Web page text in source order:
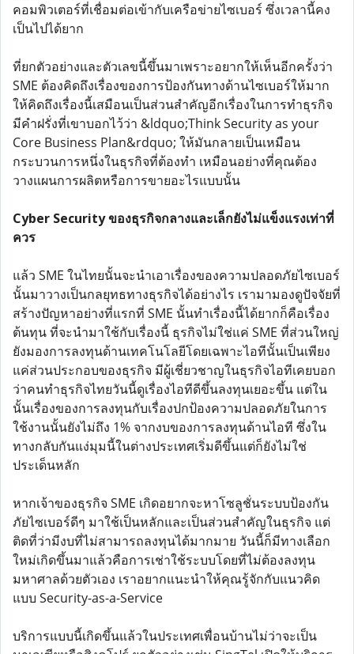
คอมพิวเตอร์ที่เชื่อมต่อเข้ากับเครือข่ายไซเบอร์ ซึ่งเวลานี้คง
เป็นไปได้ยาก
ที่ยกตัวอย่างและตัวเลขนี้ขึ้นมาเพราะอยากให้เห็นอีกครั้งว่า
SME ต้องคิดถึงเรื่องของการป้องกันทางด้านไซเบอร์ให้มาก
ให้คิดถึงเรื่องนี้เสมือนเป็นส่วนสำคัญอีกเรื่องในการทำธุรกิจ
มีคำฝรั่งที่เขาบอกไว้ว่า &ldquo;Think Security as your
Core Business Plan&rdquo; ให้มันกลายเป็นเหมือน
กระบวนการหนึ่งในธุรกิจที่ต้องทำ เหมือนอย่างที่คุณต้อง
วางแผนการผลิตหรือการขายอะไรแบบนั้น
Cyber Security ของธุรกิจกลางและเล็กยังไม่แข็งแรงเท่าที่
ควร
แล้ว SME ในไทยนั้นจะนำเอาเรื่องของความปลอดภัยไซเบอร์
นั้นมาวางเป็นกลยุทธทางธุรกิจได้อย่างไร เรามามองดูปัจจัยที่
สร้างปัญหาอย่างที่แรกที่ SME นั้นทำเรื่องนี้ได้ยากก็คือเรื่อง
ต้นทุน ที่จะนำมาใช้กับเรื่องนี้ ธุรกิจไม่ใช่แค่ SME ที่ส่วนใหญ่
ยังมองการลงทุนด้านเทคโนโลยีโดยเฉพาะไอทีนั้นเป็นเพียง
แค่ส่วนประกอบของธุรกิจ มีผู้เชี่ยวชาญในธุรกิจไอทีเคยบอก
ว่าคนทำธุรกิจไทยวันนี้ดูเรื่องไอทีดีขึ้นลงทุนเยอะขึ้น แต่ใน
นั้นเรื่องของการลงทุนกับเรื่องปกป้องความปลอดภัยในการ
ใช้งานนั้นยังไม่ถึง 1% จากงบของการลงทุนด้านไอที ซึ่งใน
ทางกลับกันแง่มุมนี้ในต่างประเทศเริ่มดีขึ้นแต่ก็ยังไม่ใช่
ประเด็นหลัก
หากเจ้าของธุรกิจ SME เกิดอยากจะหาโซลูชั่นระบบป้องกัน
ภัยไซเบอร์ดีๆ มาใช้เป็นหลักและเป็นส่วนสำคัญในธุรกิจ แต่
ติดที่ว่ามีงบที่ไม่สามารถลงทุนได้มากมาย วันนี้ก็มีทางเลือก
ใหม่เกิดขึ้นมาแล้วคือการเช่าใช้ระบบโดยที่ไม่ต้องลงทุน
มหาศาลด้วยตัวเอง เราอยากแนะนำให้คุณรู้จักกับแนวคิด
แบบ Security-as-a-Service
บริการแบบนี้เกิดขึ้นแล้วในประเทศเพื่อนบ้านไม่ว่าจะเป็น